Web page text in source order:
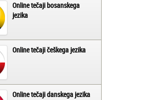
Online tečaji bosanskega
jezika
Online tečaji češkega jezika
Online tečaji danskega jezika